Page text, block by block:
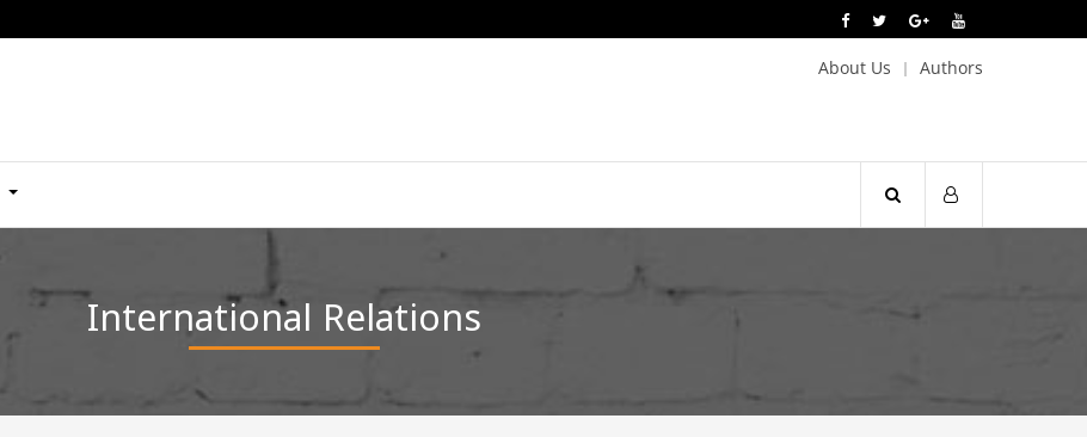
About Us Authors
International Relations